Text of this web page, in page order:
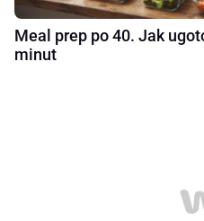
Meal prep po 40. Jak
minut